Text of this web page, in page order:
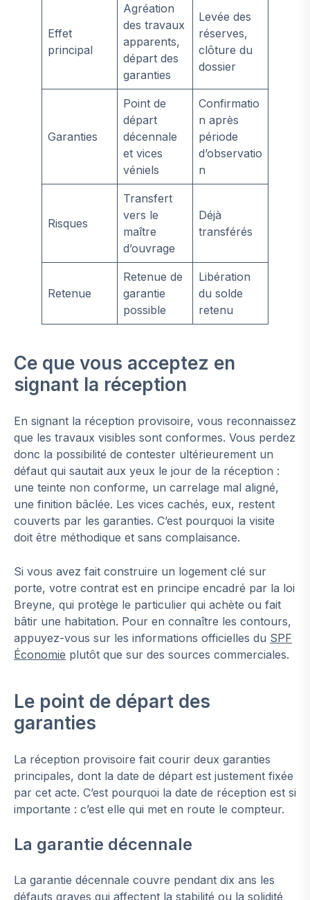
Effet
principal
Agréation
des travaux
apparents,
départ des
garanties
Levée des
réserves,
clôture du
dossier
Garanties
Point de
départ
décennale
et vices
véniels
Confirmatio
n après
période
d’observatio
n
Risques
Transfert
vers le
maître
d’ouvrage
Déjà
transférés
Retenue
Retenue de
garantie
possible
Libération
du solde
retenu
Ce que vous acceptez en
signant la réception
En signant la réception provisoire, vous reconnaissez
que les travaux visibles sont conformes. Vous perdez
donc la possibilité de contester ultérieurement un
défaut qui sautait aux yeux le jour de la réception :
une teinte non conforme, un carrelage mal aligné,
une finition bâclée. Les vices cachés, eux, restent
couverts par les garanties. C’est pourquoi la visite
doit être méthodique et sans complaisance.
Si vous avez fait construire un logement clé sur
porte, votre contrat est en principe encadré par la loi
Breyne, qui protège le particulier qui achète ou fait
bâtir une habitation. Pour en connaître les contours,
appuyez-vous sur les informations officielles du SPF
Économie plutôt que sur des sources commerciales.
Le point de départ des
garanties
La réception provisoire fait courir deux garanties
principales, dont la date de départ est justement fixée
par cet acte. C’est pourquoi la date de réception est si
importante : c’est elle qui met en route le compteur.
La garantie décennale
La garantie décennale couvre pendant dix ans les
défauts graves qui affectent la stabilité ou la solidité